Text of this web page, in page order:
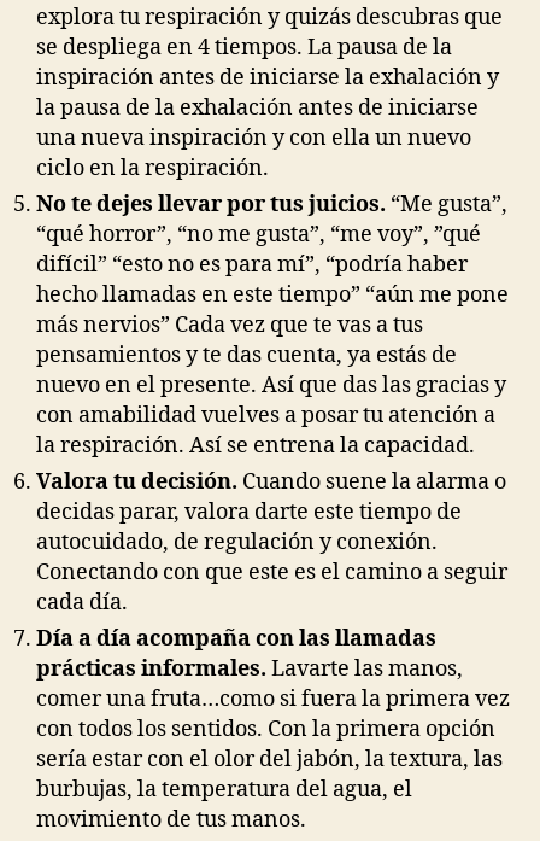
explora tu respiración y quizás descubras que
se despliega en 4 tiempos. La pausa de la
inspiración antes de iniciarse la exhalación y
la pausa de la exhalación antes de iniciarse
una nueva inspiración y con ella un nuevo
ciclo en la respiración.
No te dejes llevar por tus juicios. “Me gusta”,
“qué horror”, “no me gusta”, “me voy”, ”qué
difícil” “esto no es para mí”, “podría haber
hecho llamadas en este tiempo” “aún me pone
más nervios” Cada vez que te vas a tus
pensamientos y te das cuenta, ya estás de
nuevo en el presente. Así que das las gracias y
con amabilidad vuelves a posar tu atención a
la respiración. Así se entrena la capacidad.
Valora tu decisión. Cuando suene la alarma o
decidas parar, valora darte este tiempo de
autocuidado, de regulación y conexión.
Conectando con que este es el camino a seguir
cada día.
Día a día acompaña con las llamadas
prácticas informales. Lavarte las manos,
comer una fruta…como si fuera la primera vez
con todos los sentidos. Con la primera opción
sería estar con el olor del jabón, la textura, las
burbujas, la temperatura del agua, el
movimiento de tus manos.